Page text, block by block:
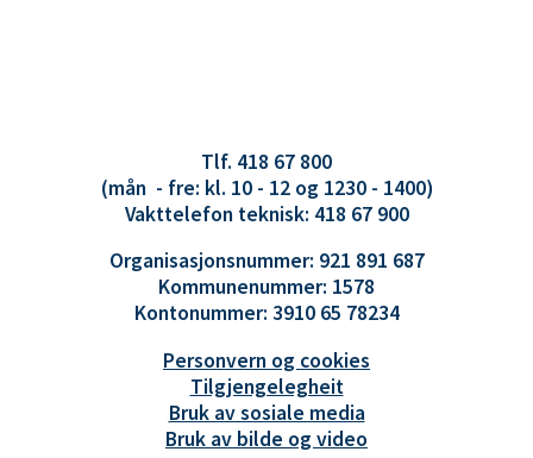
Tlf. 418 67 800
(mån - fre: kl. 10 - 12 og 1230 - 1400)
Vakttelefon teknisk: 418 67 900
Organisasjonsnummer: 921 891 687
Kommunenummer: 1578
Kontonummer: 3910 65 78234
Personvern og cookies
Tilgjengelegheit
Bruk av sosiale media
Bruk av bilde og video